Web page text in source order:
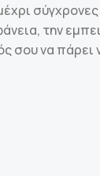
την
σου να πάρει